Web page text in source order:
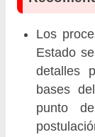
Los
Estado
detalles
bases
punto